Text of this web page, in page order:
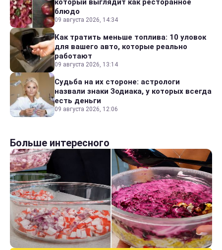
который выглядит как ресторанное
блюдо
09 августа 2026, 14:34
Как тратить меньше топлива: 10 уловок
для вашего авто, которые реально
работают
09 августа 2026, 13:14
Судьба на их стороне: астрологи
назвали знаки Зодиака, у которых всегда
есть деньги
09 августа 2026, 12:06
Больше интересного